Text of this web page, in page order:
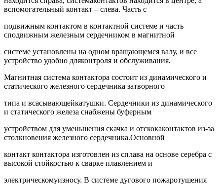
вспомогательный контакт – слева. Часть с
подвижным контактом в контактной системе и часть
сподвижным железным сердечником в магнитной
системе установлены на одном вращающемся валу, и все
устройство удобно дляконтроля и обслуживания.
Магнитная система контактора состоит из динамического и
статического железного сердечника затворного
типа и всасывающейкатушки. Сердечники из динамического
и статического железа снабжены буферным
устройством для уменьшения скачка и отскокаконтактов из-за
столкновения железного сердечника.Основной
контакт контактора изготовлен из сплава на основе серебра с
высокой стойкостью к сварке плавлением и
электрическомуизносу. В системе дугового пожаротушения